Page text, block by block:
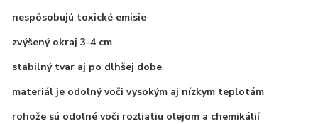
nespôsobujú toxické emisie
zvýšený okraj 3-4 cm
stabilný tvar aj po dlhšej dobe
materiál je odolný voči vysokým aj nízkym teplotám
rohože sú odolné voči rozliatiu olejom a chemikálií